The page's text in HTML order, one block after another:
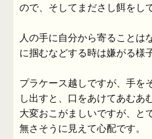
ので、そしてまださし餌をし
人の手に自分から寄ることは
に掴むなどする時は嫌がる様
プラケース越しですが、手を
し出すと、口をあけてあむあ
大変おこがましいですが、と
無さそうに見えて心配です。